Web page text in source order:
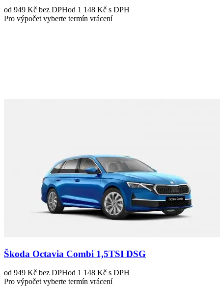
od 949 Kč bez DPHod 1 148 Kč s DPH
Pro výpočet vyberte termín vrácení
Škoda Octavia Combi 1,5TSI DSG
od 949 Kč bez DPHod 1 148 Kč s DPH
Pro výpočet vyberte termín vrácení